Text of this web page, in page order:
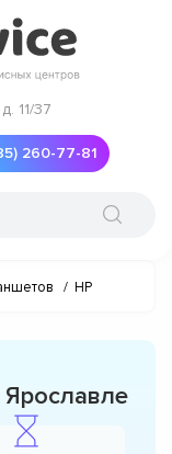
11/37
260-77-81
/ HP